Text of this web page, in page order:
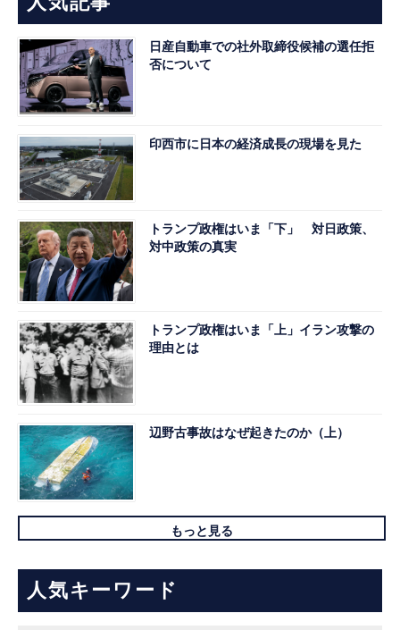
日産自動車での社外取締役候補の選任拒
否について
印西市に日本の経済成長の現場を見た
トランプ政権はいま「下」 対日政策、
対中政策の真実
トランプ政権はいま「上」イラン攻撃の
理由とは
辺野古事故はなぜ起きたのか（上）
もっと見る
人気キーワード